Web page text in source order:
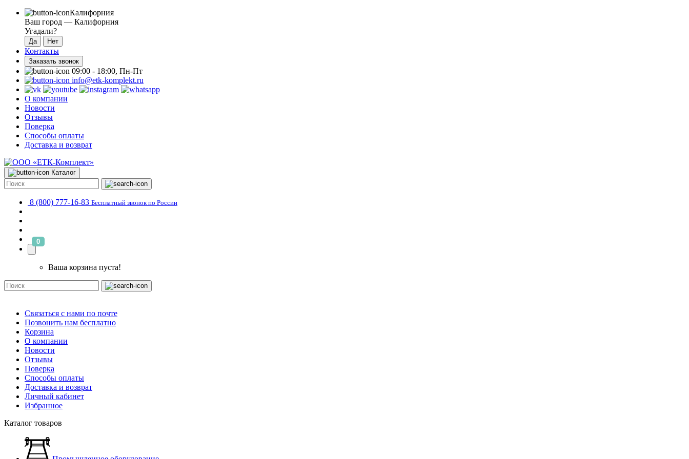
Калифорния
Ваш город — Калифорния
Угадали?
Контакты
Заказать звонок
09:00 - 18:00, Пн-Пт
info@etk-komplekt.ru
О компании
Новости
Отзывы
Поверка
Способы оплаты
Доставка и возврат
Каталог
8 (800) 777-16-83 Бесплатный звонок по России
0
Ваша корзина пуста!
Связаться с нами по почте
Позвонить нам бесплатно
Корзина
О компании
Новости
Отзывы
Поверка
Способы оплаты
Доставка и возврат
Личный кабинет
Избранное
Каталог товаров